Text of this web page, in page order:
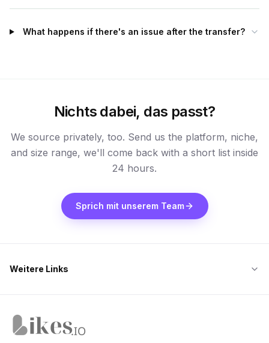
What happens if there's an issue after the transfer?
Nichts dabei, das passt?
We source privately, too. Send us the platform, niche,
and size range, we'll come back with a short list inside
24 hours.
Sprich mit unserem Team
Weitere Links